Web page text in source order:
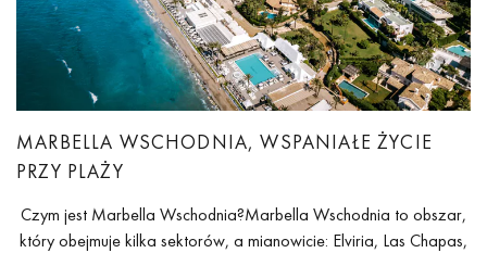
MARBELLA WSCHODNIA, WSPANIAŁE ŻYCIE
PRZY PLAŻY
Czym jest Marbella Wschodnia?Marbella Wschodnia to obszar,
który obejmuje kilka sektorów, a mianowicie: Elviria, Las Chapas,